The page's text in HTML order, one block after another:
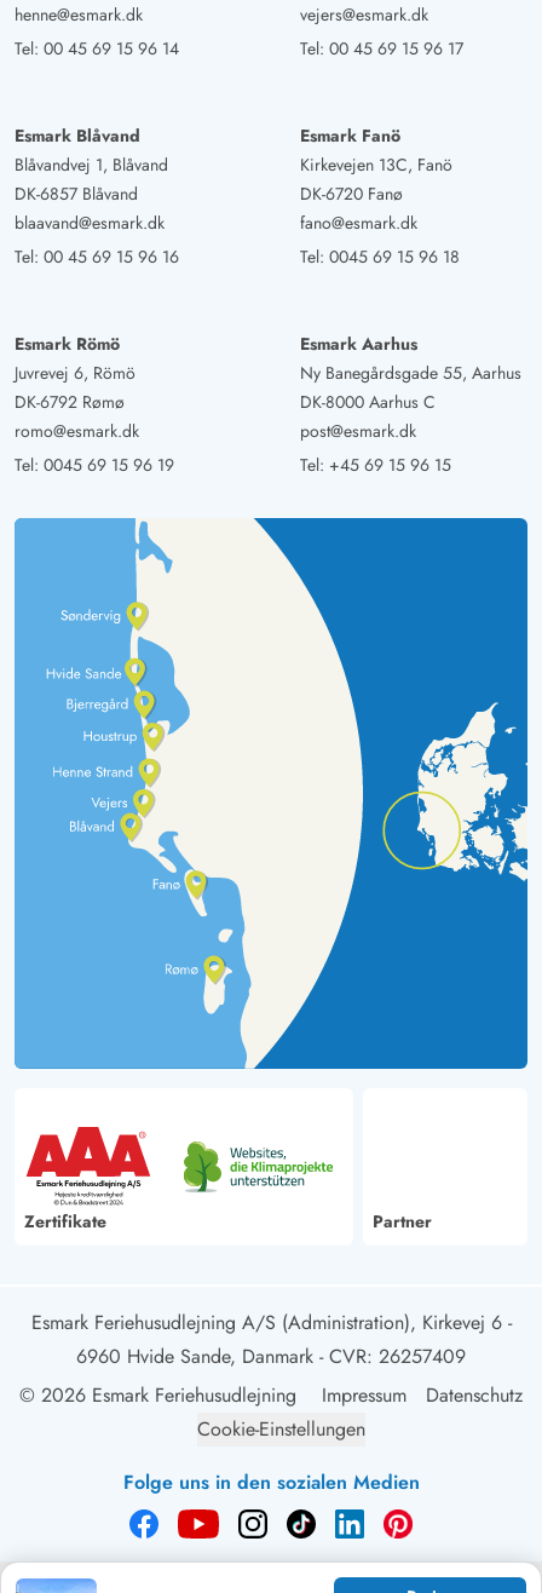
henne@esmark.dk
Tel: 00 45 69 15 96 14
vejers@esmark.dk
Tel: 00 45 69 15 96 17
Esmark Blåvand
Blåvandvej 1, Blåvand
DK-6857 Blåvand
blaavand@esmark.dk
Tel: 00 45 69 15 96 16
Esmark Fanö
Kirkevejen 13C, Fanö
DK-6720 Fanø
fano@esmark.dk
Tel: 0045 69 15 96 18
Esmark Römö
Juvrevej 6, Römö
DK-6792 Rømø
romo@esmark.dk
Tel: 0045 69 15 96 19
Esmark Aarhus
Ny Banegårdsgade 55, Aarhus
DK-8000 Aarhus C
post@esmark.dk
Tel: +45 69 15 96 15
Zertifikate Partner
Esmark Feriehusudlejning A/S (Administration), Kirkevej 6 -
6960 Hvide Sande, Danmark - CVR: 26257409
© 2026 Esmark Feriehusudlejning
Impressum
Datenschutz
Cookie-Einstellungen
Folge uns in den sozialen Medien